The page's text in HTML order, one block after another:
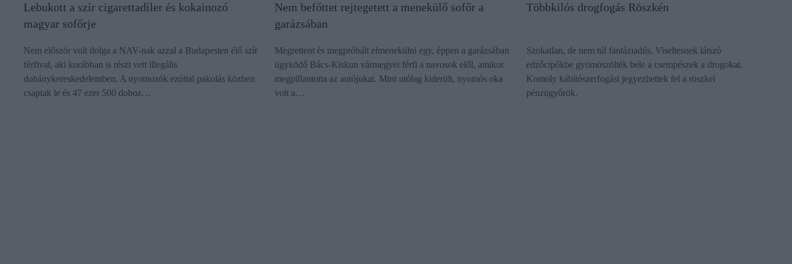
Lebukott a szír cigarettadíler és kokainozó
magyar sofőrje
Nem először volt dolga a NAV-nak azzal a Budapesten élő szír
férfival, aki korábban is részt vett illegális
dohánykereskedelemben. A nyomozók ezúttal pakolás közben
csaptak le és 47 ezer 500 doboz…
Nem befőttet rejtegetett a menekülő sofőr a
garázsában
Megrettent és megpróbált elmenekülni egy, éppen a garázsában
ügyködő Bács-Kiskun vármegyei férfi a navosok elől, amikor
megpillantotta az autójukat. Mint utólag kiderült, nyomós oka
volt a…
Többkilós drogfogás Röszkén
Szokatlan, de nem túl fantáziadús. Viseltesnek látszó
edzőcipőkbe gyömöszölték bele a csempészek a drogokat.
Komoly kábítószerfogást jegyezhettek fel a röszkei
pénzügyőrök.